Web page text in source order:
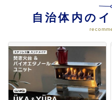
10
市
自治体内の